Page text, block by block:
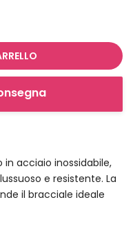
in acciaio inossidabile,
e resistente. La
il bracciale ideale